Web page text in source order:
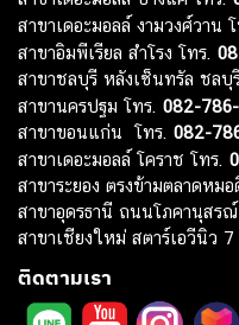
สาขาเดอะมอลล์ งามวงศ์วาน โ
สาขาอิมพีเรียล สำโรง โทร.
สาขาชลบุรี หลังเซ็นทรัล ชลบุ
สาขานครปฐม โทร. 082-
สาขาขอนแก่น โทร. 082-
สาขาเดอะมอลล์ โคราช โทร.
สาขาระยอง ตรงข้ามตลาดหมอ
สาขาอุดรธานี ถนนโภคานุสรณ์
สาขาเชียงใหม่ สตาร์เอวีนิว 7
ติดตามเรา